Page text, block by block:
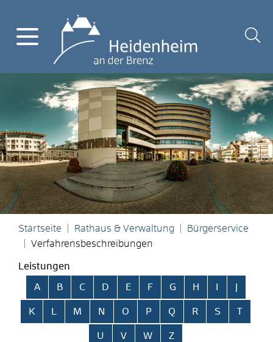
Startseite Rathaus & Verwaltung
Bürgerservice
Verfahrensbeschreibungen
Leistungen
Alphabetisches Register überspringen
A B C D E F G H
K L M N O P Q R S T
U V W Z